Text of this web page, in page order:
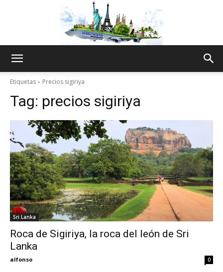
World
Thru
My
Etiquetas Precios sigiriya
Tag: precios sigiriya
Sri Lanka
Roca de Sigiriya, la roca del león de Sri
Lanka
alfonso 0